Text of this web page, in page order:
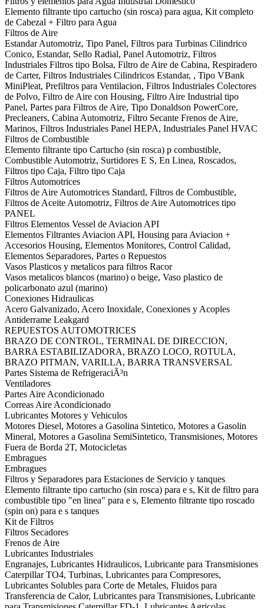
Elemento filtrante tipo cartucho (sin rosca) para agua, Kit completo
de Cabezal + Filtro para Agua
Filtros de Aire
Estandar Automotriz, Tipo Panel, Filtros para Turbinas Cilindrico
Conico, Estandar, Sello Radial, Panel Automotriz, Filtros
Industriales Filtros tipo Bolsa, Filtro de Aire de Cabina, Respiradero
de Carter, Filtros Industriales Cilindricos Estandar, , Tipo VBank
MiniPleat, Prefiltros para Ventilacion, Filtros Industriales Colectores
de Polvo, Filtro de Aire con Housing, Filtro Aire Industrial tipo
Panel, Partes para Filtros de Aire, Tipo Donaldson PowerCore,
Precleaners, Cabina Automotriz, Filtro Secante Frenos de Aire,
Marinos, Filtros Industriales Panel HEPA, Industriales Panel HVAC
Filtros de Combustible
Elemento filtrante tipo Cartucho (sin rosca) p combustible,
Combustible Automotriz, Surtidores E S, En Linea, Roscados,
Filtros tipo Caja, Filtro tipo Caja
Filtros Automotrices
Filtros de Aire Automotrices Standard, Filtros de Combustible,
Filtros de Aceite Automotriz, Filtros de Aire Automotrices tipo
PANEL
Filtros Elementos Vessel de Aviacion API
Elementos Filtrantes Aviacion API, Housing para Aviacion +
Accesorios Housing, Elementos Monitores, Control Calidad,
Elementos Separadores, Partes o Repuestos
Vasos Plasticos y metalicos para filtros Racor
Vasos metalicos blancos (marino) o beige, Vaso plastico de
policarbonato azul (marino)
Conexiones Hidraulicas
Acero Galvanizado, Acero Inoxidale, Conexiones y Acoples
Antiderrame Leakgard
REPUESTOS AUTOMOTRICES
BRAZO DE CONTROL, TERMINAL DE DIRECCION,
BARRA ESTABILIZADORA, BRAZO LOCO, ROTULA,
BRAZO PITMAN, VARILLA, BARRA TRANSVERSAL
Partes Sistema de RefrigeraciÃ³n
Ventiladores
Partes Aire Acondicionado
Correas Aire Acondicionado
Lubricantes Motores y Vehiculos
Motores Diesel, Motores a Gasolina Sintetico, Motores a Gasolin
Mineral, Motores a Gasolina SemiSintetico, Transmisiones, Motores
Fuera de Borda 2T, Motocicletas
Embragues
Embragues
Filtros y Separadores para Estaciones de Servicio y tanques
Elemento filtrante tipo cartucho (sin rosca) para e s, Kit de filtro para
combustible tipo "en linea" para e s, Elemento filtrante tipo roscado
(spin on) para e s tanques
Kit de Filtros
Filtros Secadores
Frenos de Aire
Lubricantes Industriales
Engranajes, Lubricantes Hidraulicos, Lubricante para Transmisiones
Caterpillar TO4, Turbinas, Lubricantes para Compresores,
Lubricantes Solubles para Corte de Metales, Fluidos para
Transferencia de Calor, Lubricantes para Transmisiones, Lubricante